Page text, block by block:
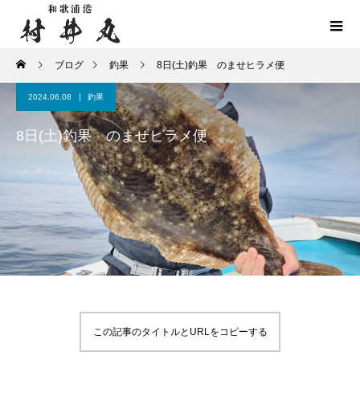
ブログ 釣果 8日(土)釣果 のませヒラメ便
2024.06.08 釣果
8日(土)釣果 のませヒラメ便
この記事のタイトルとURLをコピーする